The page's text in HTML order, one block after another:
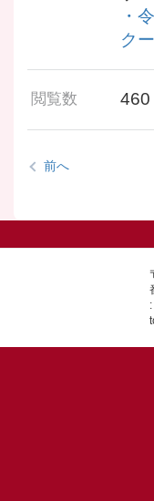
・
ク
閲覧数 460
前へ